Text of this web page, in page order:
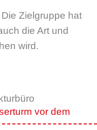
Zielgruppe hat
die Art und
wird.